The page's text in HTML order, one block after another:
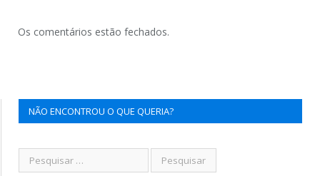
Os comentários estão fechados.
NÃO ENCONTROU O QUE QUERIA?